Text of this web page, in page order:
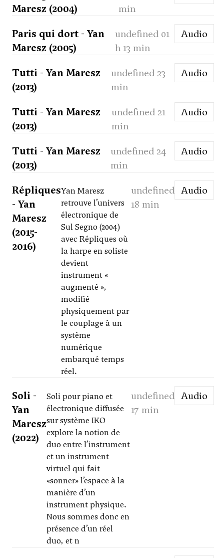
Maresz (2004)
min
Paris qui dort - Yan
Maresz (2005)
undefined 01
h 13 min
Audio
Tutti - Yan Maresz
(2013)
undefined 23
min
Audio
Tutti - Yan Maresz
(2013)
undefined 21
min
Audio
Tutti - Yan Maresz
(2013)
undefined 24
min
Audio
Répliques
- Yan
Maresz
(2015-
2016)
Yan Maresz
retrouve l’univers
électronique de
Sul Segno (2004)
avec Répliques où
la harpe en soliste
devient
instrument «
augmenté »,
modifié
physiquement par
le couplage à un
système
numérique
embarqué temps
réel.
undefined
18 min
Audio
Soli -
Yan
Maresz
(2022)
Soli pour piano et
électronique diffusée
sur système IKO
explore la notion de
duo entre l’instrument
et un instrument
virtuel qui fait
«sonner» l’espace à la
manière d’un
instrument physique.
Nous sommes donc en
présence d’un réel
duo, et n
undefined
17 min
Audio